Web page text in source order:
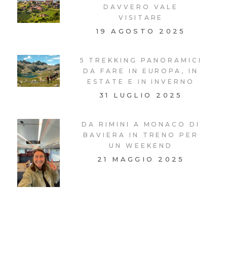
DAVVERO VALE
VISITARE
19 AGOSTO 2025
5 TREKKING PANORAMICI
DA FARE IN EUROPA, IN
ESTATE E IN INVERNO
31 LUGLIO 2025
DA RIMINI A MONACO DI
BAVIERA IN TRENO PER
UN WEEKEND
21 MAGGIO 2025